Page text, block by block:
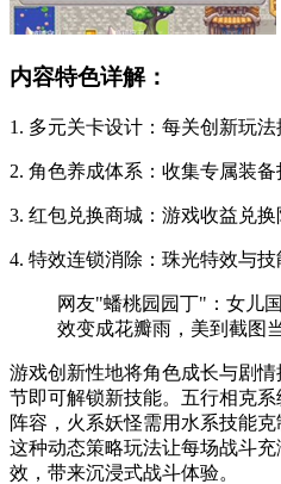
内容特色详解：
1. 多元关卡设计：每关创新玩
2. 角色养成体系：收集专属装
3. 红包兑换商城：游戏收益兑
4. 特效连锁消除：珠光特效与
网友"蟠桃园园丁"：女儿
效变成花瓣雨，美到截图
游戏创新性地将角色成长与剧
节即可解锁新技能。五行相克
阵容，火系妖怪需用水系技能
这种动态策略玩法让每场战斗
效，带来沉浸式战斗体验。